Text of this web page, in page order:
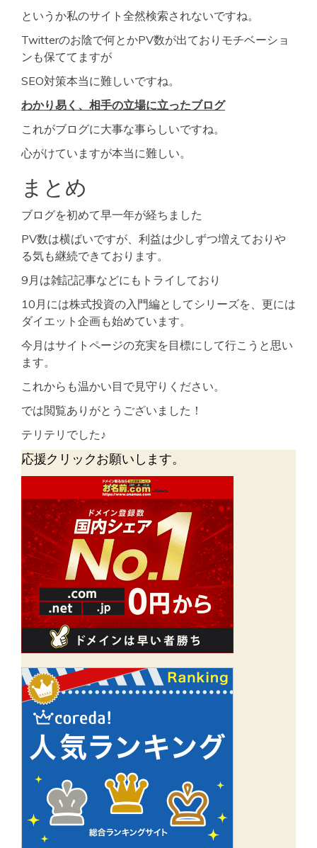
というか私のサイト全然検索されないですね。
Twitterのお陰で何とかPV数が出ておりモチベーショ
ンも保ててますが
SEO対策本当に難しいですね。
わかり易く、相手の立場に立ったブログ
これがブログに大事な事らしいですね。
心がけていますが本当に難しい。
まとめ
ブログを初めて早一年が経ちました
PV数は横ばいですが、利益は少しずつ増えておりや
る気も継続できております。
9月は雑記記事などにもトライしており
10月には株式投資の入門編としてシリーズを、更には
ダイエット企画も始めています。
今月はサイトページの充実を目標にして行こうと思い
ます。
これからも温かい目で見守りください。
では閲覧ありがとうございました！
テリテリでした♪
応援クリックお願いします。